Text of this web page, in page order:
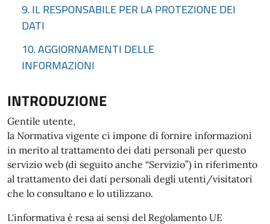
9. IL RESPONSABILE PER LA PROTEZIONE DEI
DATI
10. AGGIORNAMENTI DELLE
INFORMAZIONI
INTRODUZIONE
Gentile utente,
la Normativa vigente ci impone di fornire informazioni
in merito al trattamento dei dati personali per questo
servizio web (di seguito anche “Servizio”) in riferimento
al trattamento dei dati personali degli utenti/visitatori
che lo consultano e lo utilizzano.
L'informativa è resa ai sensi del Regolamento UE